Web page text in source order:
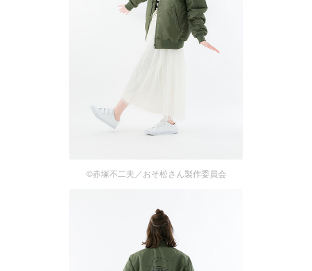
©赤塚不二夫／おそ松さん製作委員会